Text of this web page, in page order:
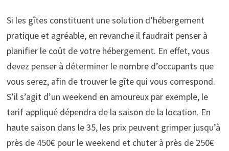
Si les gîtes constituent une solution d’hébergement
pratique et agréable, en revanche il faudrait penser à
planifier le coût de votre hébergement. En effet, vous
devez penser à déterminer le nombre d’occupants que
vous serez, afin de trouver le gîte qui vous correspond.
S’il s’agit d’un weekend en amoureux par exemple, le
tarif appliqué dépendra de la saison de la location. En
haute saison dans le 35, les prix peuvent grimper jusqu’à
près de 450€ pour le weekend et chuter à près de 250€